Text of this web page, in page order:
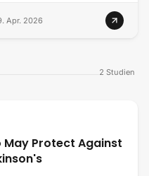
Apr. 2026
2 Studien
Protect Against